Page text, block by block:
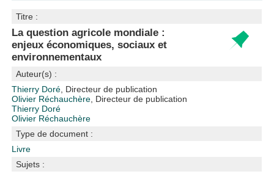
Titre :
La question agricole mondiale :
enjeux économiques, sociaux et
environnementaux
Auteur(s) :
Thierry Doré , Directeur de publication
Olivier Réchauchère , Directeur de publication
Thierry Doré
Olivier Réchauchère
Type de document :
Livre
Sujets :